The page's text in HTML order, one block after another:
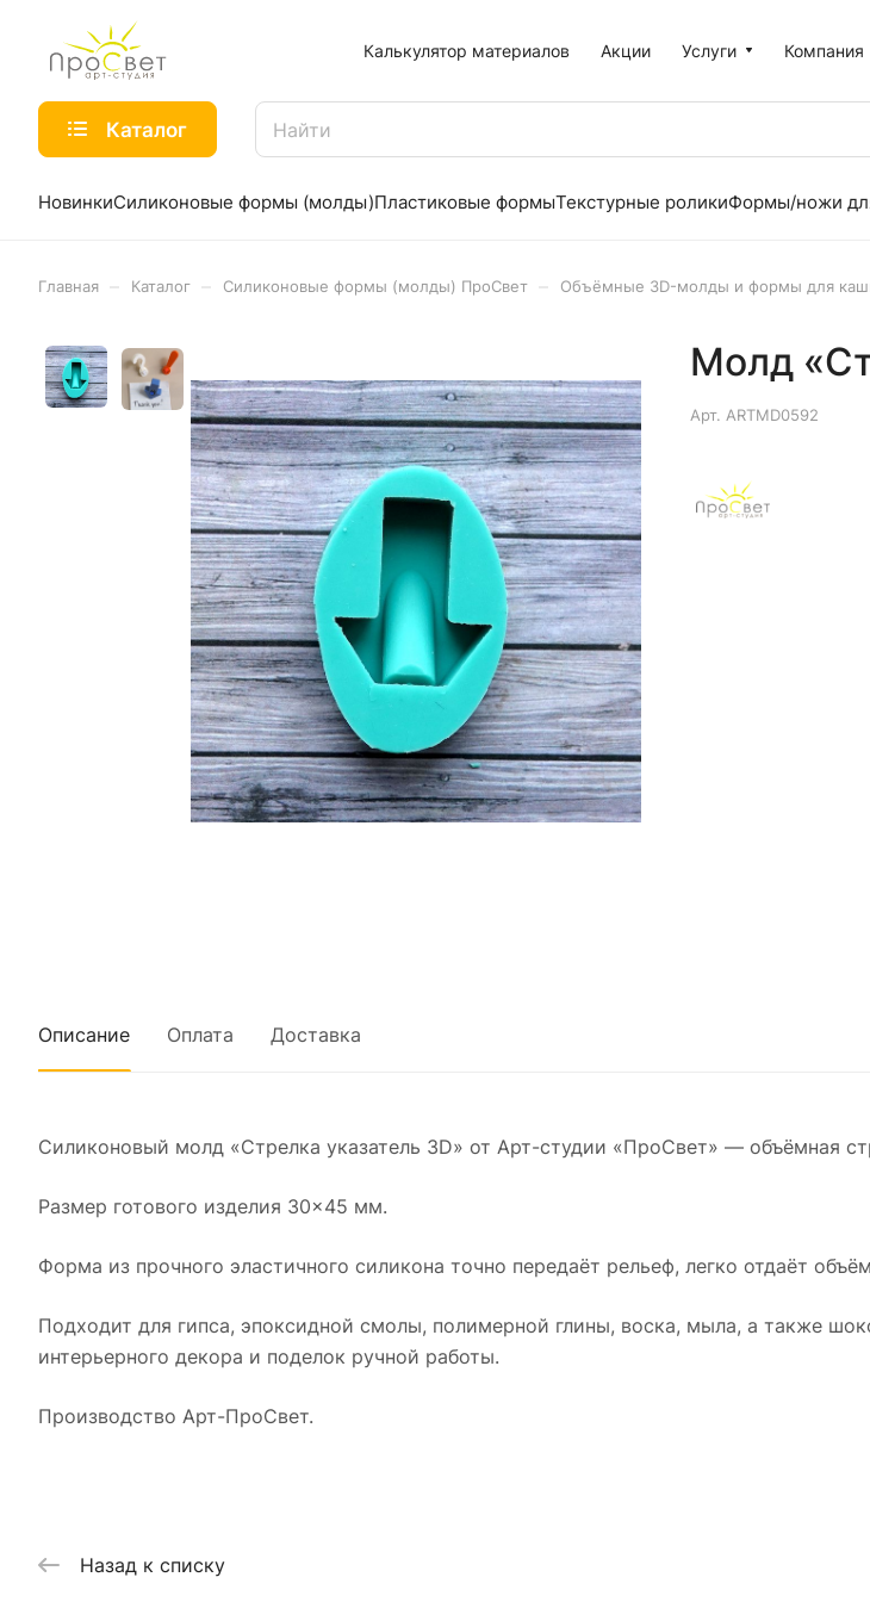
Калькулятор материалов Акции Услуги Компания
Каталог
НовинкиСиликоновые формы (молды)Пластиковые формыТекстурные роликиФормы/ножи
Главная Каталог Силиконовые формы (молды) ПроСвет Объёмные 3D-молды и формы для
Молд
Арт. ARTMD0592
Описание Оплата Доставка
Силиконовый молд «Стрелка указатель 3D» от Арт-студии «ПроСвет» — объёмная
Размер готового изделия 30×45 мм.
Форма из прочного эластичного силикона точно передаёт рельеф, легко отдаёт
Подходит для гипса, эпоксидной смолы, полимерной глины, воска, мыла, а также
интерьерного декора и поделок ручной работы.
Производство Арт-ПроСвет.
Назад к списку